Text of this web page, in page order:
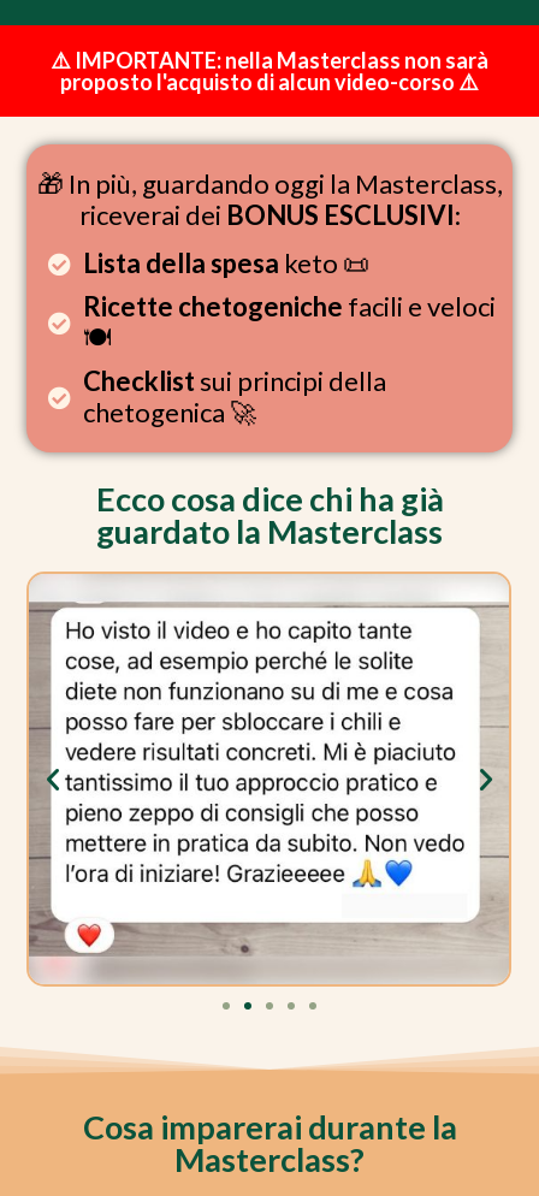
⚠️ IMPORTANTE: nella Masterclass non sarà
proposto l'acquisto di alcun video-corso ⚠️
🎁 In più, guardando oggi la Masterclass,
riceverai dei BONUS ESCLUSIVI:
Lista della spesa keto 📜
Ricette chetogeniche facili e veloci
🍽️
Checklistsui principi della
chetogenica 🚀
Ecco cosa dice chi ha già
guardato la Masterclass
Cosa imparerai durante la
Masterclass?